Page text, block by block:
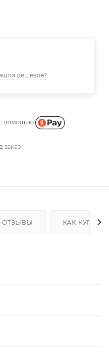
дешевле?
помощью
заказ
ОТЗЫВЫ КАК КУПИТЬ